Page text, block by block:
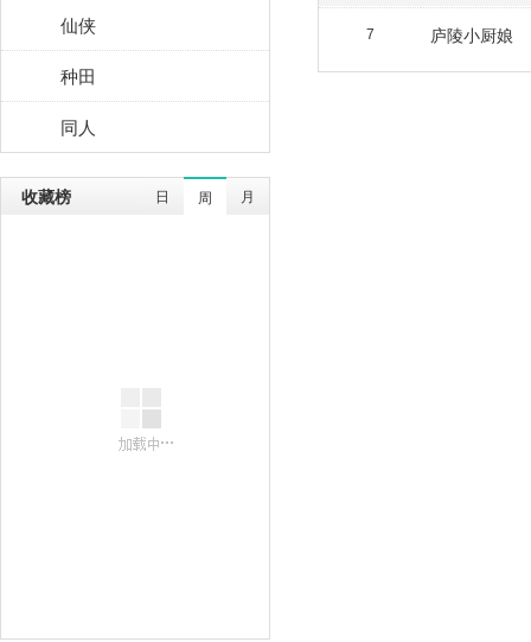
仙侠
种田
同人
收藏榜 日 周 月
7 庐陵小厨娘